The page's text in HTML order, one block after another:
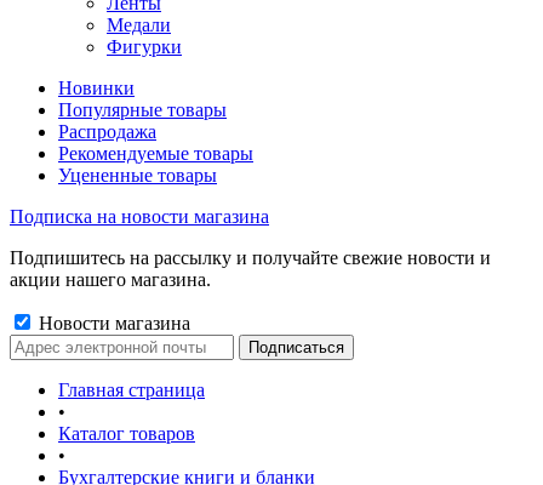
Медали
Фигурки
Новинки
Популярные товары
Распродажа
Рекомендуемые товары
Уцененные товары
Подписка на новости магазина
Подпишитесь на рассылку и получайте свежие новости и
акции нашего магазина.
Новости магазина
Главная страница
•
Каталог товаров
•
Бухгалтерские книги и бланки